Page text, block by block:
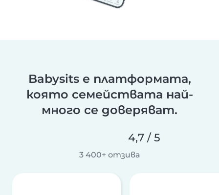
Babysits е платформата,
която семействата най-
много се доверяват.
4,7 / 5
3 400+ отзива